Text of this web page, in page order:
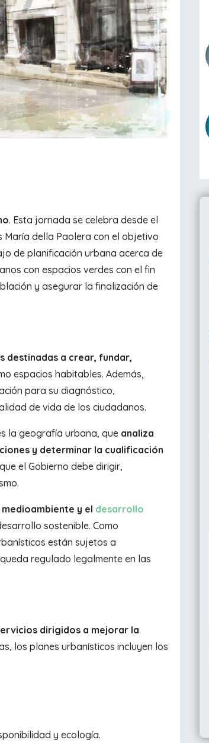
. Esta jornada se celebra desde el
María della Paolera con el objetivo
de planificación urbana acerca de
con espacios verdes con el fin
y asegurar la finalización de
destinadas a crear, fundar,
espacios habitables. Además,
para su diagnóstico,
de vida de los ciudadanos.
la geografía urbana, que analiza
y determinar la cualificación
el Gobierno debe dirigir,
y el desarrollo
sostenible. Como
están sujetos a
regulado legalmente en las
dirigidos a mejorar la
los planes urbanísticos incluyen los
y ecología.